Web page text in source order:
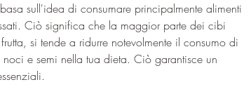
sull'idea di consumare principalmente alimenti
Ciò significa che la maggior parte dei cibi
si tende a ridurre notevolmente il consumo di
e semi nella tua dieta. Ciò garantisce un